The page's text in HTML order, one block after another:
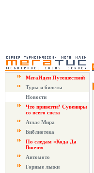
МегаИдеи Путешествий
Туры и билеты
Новости
Что привезти? Сувениры
со всего света
Атлас Мира
Библиотека
По следам «Кода Да
Винчи»
Автомото
Горные лыжи